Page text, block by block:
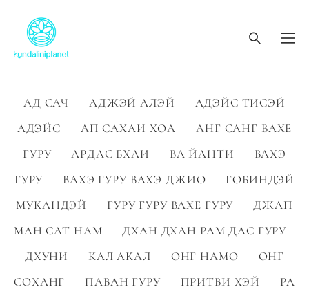
АД САЧ АДЖЭЙ АЛЭЙ АДЭЙС ТИСЭЙ
АДЭЙС АП САХАИ ХОА АНГ САНГ ВАХЕ
ГУРУ АРДАС БХАИ ВА ЙАНТИ ВАХЭ
ГУРУ ВАХЭ ГУРУ ВАХЭ ДЖИО ГОБИНДЭЙ
МУКАНДЭЙ ГУРУ ГУРУ ВАХЕ ГУРУ ДЖАП
МАН САТ НАМ ДХАН ДХАН РАМ ДАС ГУРУ
ДХУНИ КАЛ АКАЛ ОНГ НАМО ОНГ
СОХАНГ ПАВАН ГУРУ ПРИТВИ ХЭЙ РА